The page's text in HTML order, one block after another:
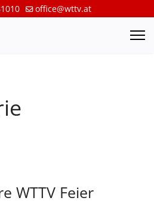
office@wttv.at
WTTV Feier